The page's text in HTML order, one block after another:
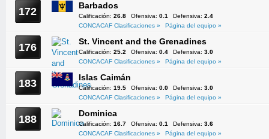
172 Barbados
Calificación: 26.8 Ofensiva: 0.1 Defensiva: 2.4
CONCACAF Clasificaciones »
Página del equipo »
176 St. Vincent and the Grenadines
Calificación: 25.2 Ofensiva: 0.4 Defensiva: 3.0
CONCACAF Clasificaciones »
Página del equipo »
183 Islas Caimán
Calificación: 19.5 Ofensiva: 0.0 Defensiva: 3.0
CONCACAF Clasificaciones »
Página del equipo »
188 Dominica
Calificación: 16.7 Ofensiva: 0.1 Defensiva: 3.6
CONCACAF Clasificaciones »
Página del equipo »